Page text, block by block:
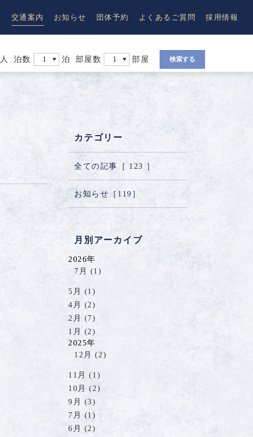
IKOI(憩)
交通案内 お知らせ 団体予約 よくあるご質問 採用情報
人 泊数 泊 部屋数 部屋
カテゴリー
全ての記事［ 123 ］
お知らせ［ 119 ］
月別アーカイブ
2026年
7月 (1)
5月 (1)
4月 (2)
2月 (7)
1月 (2)
2025年
12月 (2)
11月 (1)
10月 (2)
9月 (3)
7月 (1)
6月 (2)